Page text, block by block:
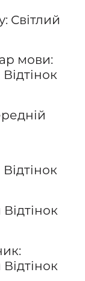
Світлий
мови: